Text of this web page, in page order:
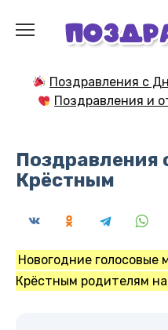
содержанию
Поздравления с
Поздравления и
Поздравления
Крёстным
Новогодние голосовые
Крёстным родителям